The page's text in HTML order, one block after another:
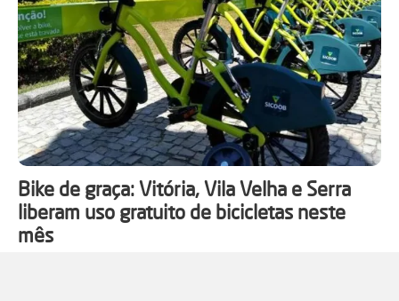
Bike de graça: Vitória, Vila Velha e Serra
liberam uso gratuito de bicicletas neste
mês